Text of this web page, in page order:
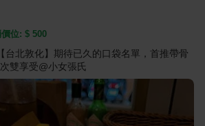
位: $ 500
台北敦化】期待已久的口袋名單，首推帶骨
雙享受@小女張氏